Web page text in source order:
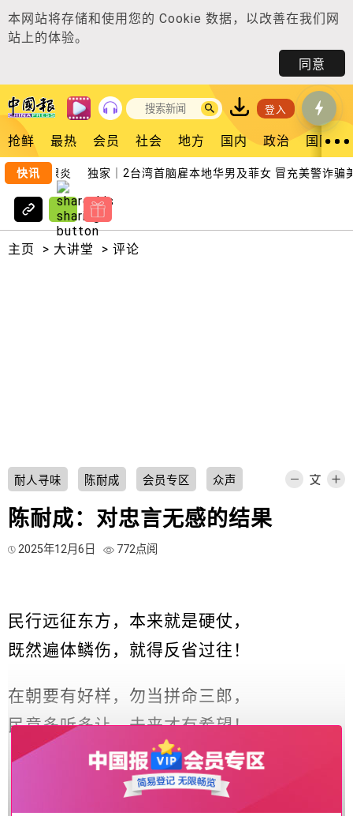
本网站将存储和使用您的 Cookie 数据，以改善在我们网
站上的体验。
同意
登入
抢鲜 最热 会员 社会 地方 国内 政治 国际
快讯
性胰腺炎 独家｜2台湾首脑雇本地华男及菲女 冒充美警诈骗美
主页 > 大讲堂 > 评论
耐人寻味 陈耐成 会员专区 众声
陈耐成：对忠言无感的结果
2025年12月6日 772点阅
民行远征东方，本来就是硬仗，
既然遍体鳞伤，就得反省过往！
在朝要有好样，勿当拼命三郎，
民意多听多让，未来才有希望！